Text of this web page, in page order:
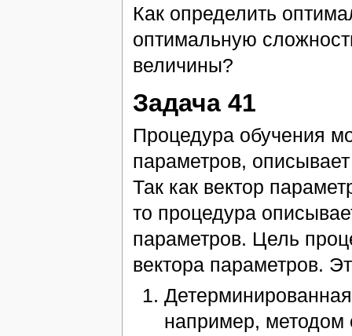
Как определить
оптимальную
величины?
Задача 41
Процедура обучения
параметров,
Так как вектор
то процедура
параметров. Цель
вектора параметров.
например, методом